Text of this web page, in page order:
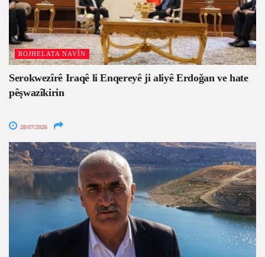
ROJHELATA NAVÎN
Serokwezîrê Iraqê li Enqereyê ji aliyê Erdoğan ve hate
pêşwazîkirin
28/07/2026